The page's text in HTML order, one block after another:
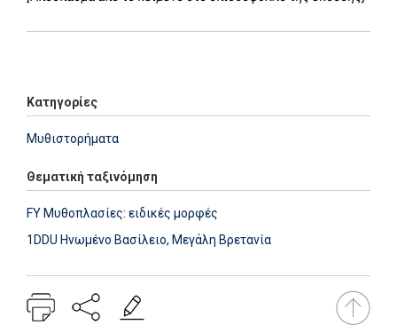
Κατηγορίες
Μυθιστορήματα
Θεματική ταξινόμηση
FY Μυθοπλασίες: ειδικές μορφές
1DDU Ηνωμένο Βασίλειο, Μεγάλη Βρετανία